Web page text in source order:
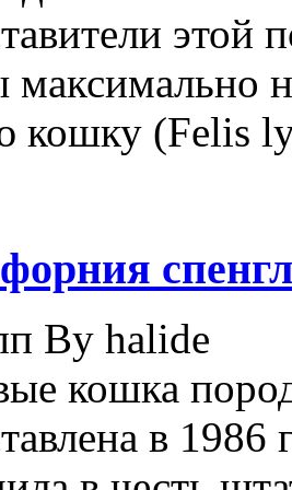
этой
максимально
кошку (Felis
By halide
кошка
в 1986